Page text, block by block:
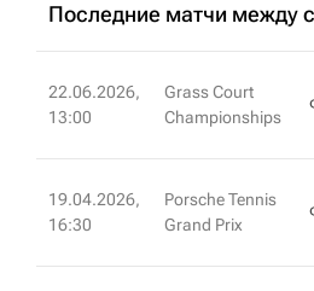
Последние матчи между
22.06.2026,
13:00
Grass Court
Championships
19.04.2026,
16:30
Porsche Tennis
Grand Prix